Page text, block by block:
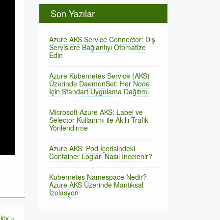
»
Son Yazılar
Azure AKS Service Connector: Dış
Servislere Bağlantıyı Otomatize
Edin
Azure Kubernetes Service (AKS)
Üzerinde DaemonSet: Her Node
İçin Standart Uygulama Dağıtımı
Microsoft Azure AKS: Label ve
Selector Kullanımı ile Akıllı Trafik
Yönlendirme
Azure AKS: Pod İçerisindeki
Container Logları Nasıl İncelenir?
Kubernetes Namespace Nedir?
Azure AKS Üzerinde Mantıksal
İzolasyon